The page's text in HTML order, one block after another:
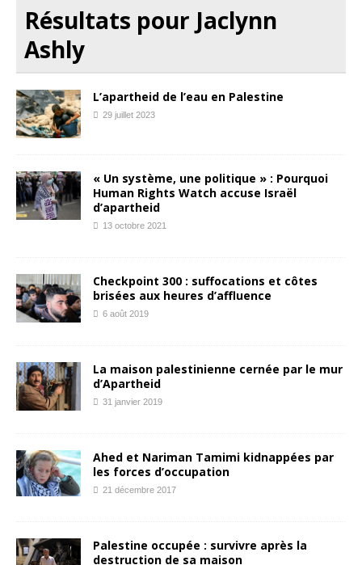
Résultats pour Jaclynn
Ashly
L’apartheid de l’eau en Palestine
29 juillet 2023
« Un système, une politique » : Pourquoi
Human Rights Watch accuse Israël
d’apartheid
13 octobre 2021
Checkpoint 300 : suffocations et côtes
brisées aux heures d’affluence
6 août 2019
La maison palestinienne cernée par le mur
d’Apartheid
31 janvier 2019
Ahed et Nariman Tamimi kidnappées par
les forces d’occupation
21 décembre 2017
Palestine occupée : survivre après la
destruction de sa maison